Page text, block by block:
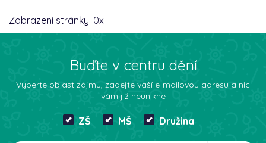
Zobrazení stránky: 0x
Buďte v centru dění
Vyberte oblast zájmu, zadejte vaší e-mailovou adresu a nic
vám již neunikne
ZŠ MŠ Družina